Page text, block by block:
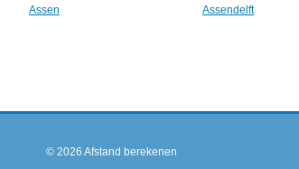
Assen Assendelft
© 2026 Afstand berekenen